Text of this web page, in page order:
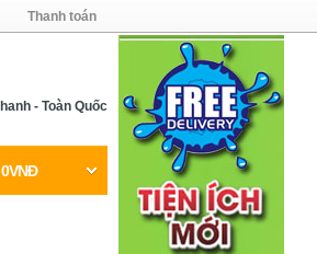
Thanh toán
- Toàn Quốc